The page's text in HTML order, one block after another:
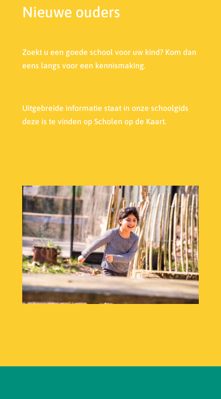
Nieuwe ouders
Zoekt u een goede school voor uw kind? Kom dan
eens langs voor een kennismaking.
Uitgebreide informatie staat in onze schoolgids
deze is te vinden op Scholen op de Kaart.